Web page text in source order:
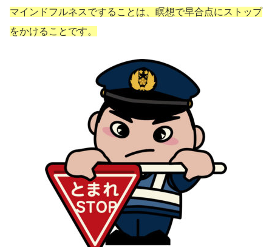
マインドフルネスですることは、瞑想で早合点にストップ
をかけることです。